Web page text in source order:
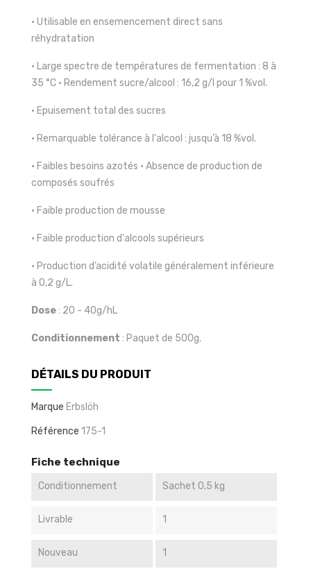
• Utilisable en ensemencement direct sans
réhydratation
• Large spectre de températures de fermentation : 8 à
35 °C • Rendement sucre/alcool : 16,2 g/l pour 1 %vol.
• Epuisement total des sucres
• Remarquable tolérance à l'alcool : jusqu’à 18 %vol.
• Faibles besoins azotés • Absence de production de
composés soufrés
• Faible production de mousse
• Faible production d'alcools supérieurs
• Production d’acidité volatile généralement inférieure
à 0,2 g/L.
Dose: 20 - 40g/hL
Conditionnement : Paquet de 500g.
DÉTAILS DU PRODUIT
Marque Erbslöh
Référence 175-1
Fiche technique
Conditionnement Sachet 0,5 kg
Livrable 1
Nouveau 1